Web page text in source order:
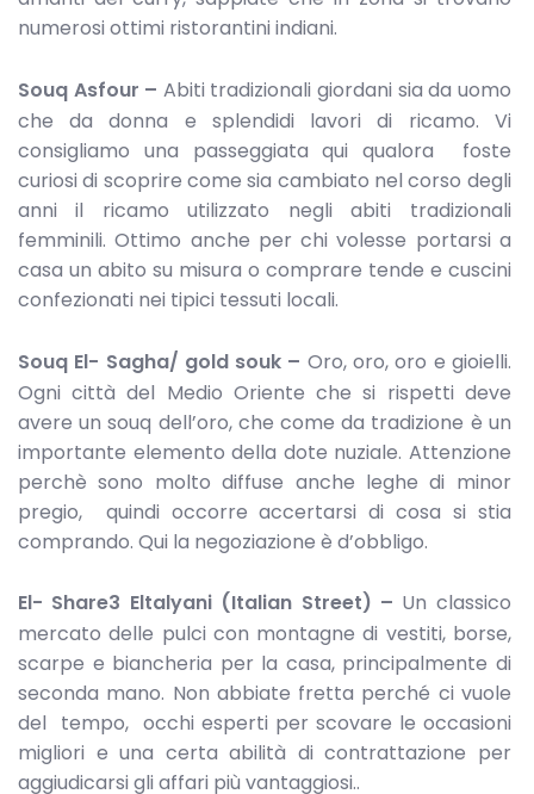
numerosi ottimi ristorantini indiani.
Souq Asfour – Abiti tradizionali giordani sia da uomo
che da donna e splendidi lavori di ricamo. Vi
consigliamo una passeggiata qui qualora foste
curiosi di scoprire come sia cambiato nel corso degli
anni il ricamo utilizzato negli abiti tradizionali
femminili. Ottimo anche per chi volesse portarsi a
casa un abito su misura o comprare tende e cuscini
confezionati nei tipici tessuti locali.
Souq El- Sagha/ gold souk – Oro, oro, oro e gioielli.
Ogni città del Medio Oriente che si rispetti deve
avere un souq dell’oro, che come da tradizione è un
importante elemento della dote nuziale. Attenzione
perchè sono molto diffuse anche leghe di minor
pregio, quindi occorre accertarsi di cosa si stia
comprando. Qui la negoziazione è d’obbligo.
El- Share3 Eltalyani (Italian Street) – Un classico
mercato delle pulci con montagne di vestiti, borse,
scarpe e biancheria per la casa, principalmente di
seconda mano. Non abbiate fretta perché ci vuole
del tempo, occhi esperti per scovare le occasioni
migliori e una certa abilità di contrattazione per
aggiudicarsi gli affari più vantaggiosi..